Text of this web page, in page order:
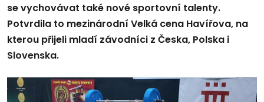
se vychovávat také nové sportovní talenty.
Potvrdila to mezinárodní Velká cena Havířova, na
kterou přijeli mladí závodníci z Česka, Polska i
Slovenska.